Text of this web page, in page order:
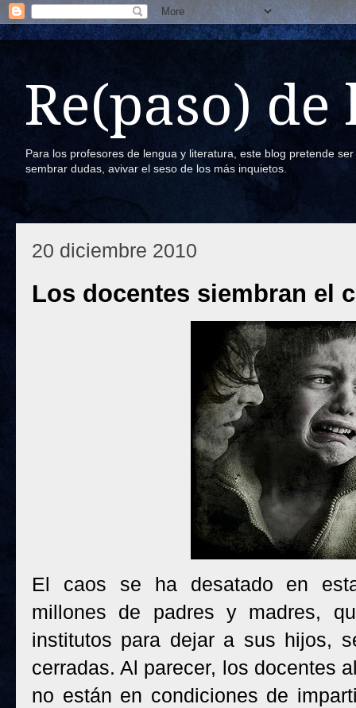
Re(paso) de
Para los profesores de lengua y literatura, este blog pretende
sembrar dudas, avivar el seso de los más inquietos.
20 diciembre 2010
Los docentes siembran el
El caos se ha desatado en
millones de padres y madres,
institutos para dejar a sus hijos,
cerradas. Al parecer, los docentes
no están en condiciones de